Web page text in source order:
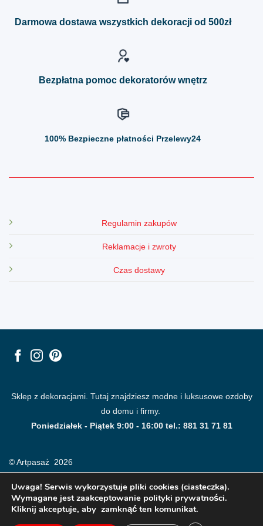
można
Darmowa dostawa wszystkich dekoracji od 500zł
Bezpłatna pomoc dekoratorów wnętrz
100% Bezpieczne płatności Przelewy24
Regulamin zakupów
Reklamacje i zwroty
Czas dostawy
Sklep z dekoracjami. Tutaj znajdziesz modne i luksusowe ozdoby
do domu i firmy.
Poniedziałek - Piątek 9:00 - 16:00 tel.: 881 31 71 81
© Artpasaż 2026
Uwaga! Serwis wykorzystuje pliki cookies (ciasteczka).
Wymagane jest zaakceptowanie polityki prywatności.
Kliknij akceptuje, aby zamknąć ten komunikat.